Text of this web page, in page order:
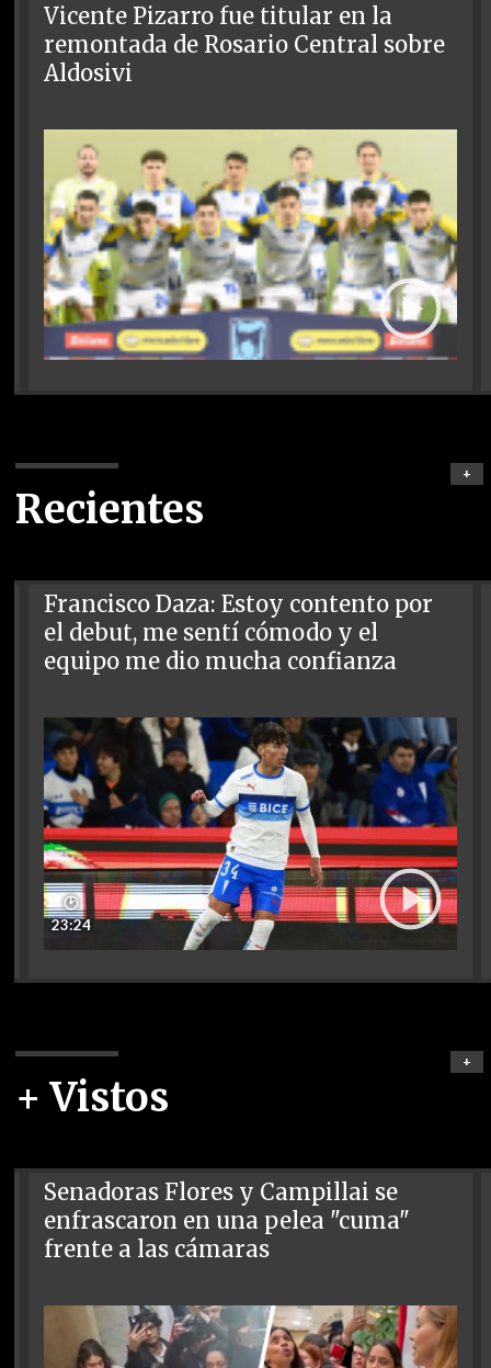
Vicente Pizarro fue titular en la
remontada de Rosario Central sobre
Aldosivi
Recientes
+
Francisco Daza: Estoy contento por
el debut, me sentí cómodo y el
equipo me dio mucha confianza
🕑
23:24
+ Vistos
+
Senadoras Flores y Campillai se
enfrascaron en una pelea "cuma"
frente a las cámaras